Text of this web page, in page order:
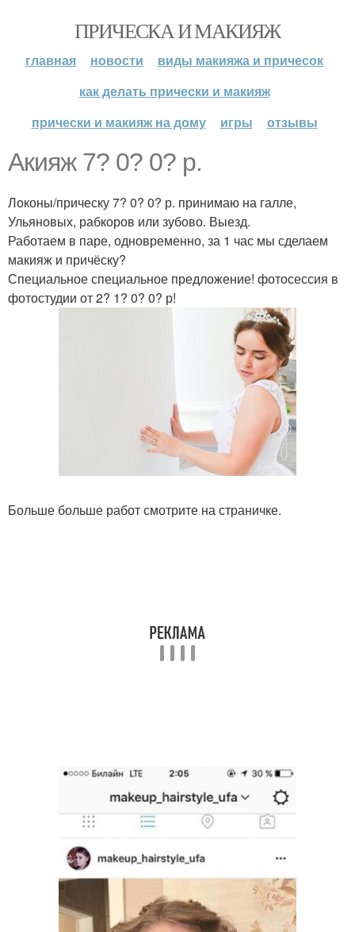
ПРИЧЕСКА И МАКИЯЖ
главная новости
виды макияжа и причесок
как делать прически и макияж
прически и макияж на дому
игры отзывы
Акияж 7? 0? 0? р.
Локоны/прическу 7? 0? 0? р. принимаю на галле,
Ульяновых, рабкоров или зубово. Выезд.
Работаем в паре, одновременно, за 1 час мы сделаем
макияж и причёску?
Специальное специальное предложение! фотосессия в
фотостудии от 2? 1? 0? 0? р!
Больше больше работ смотрите на страничке.